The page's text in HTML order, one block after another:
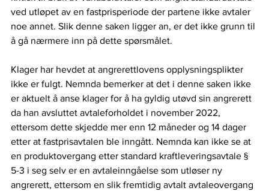
ved utløpet av en fastprisperiode der partene ikke avtaler
noe annet. Slik denne saken ligger an, er det ikke grunn til
å gå nærmere inn på dette spørsmålet.
Klager har hevdet at angrerettlovens opplysningsplikter
ikke er fulgt. Nemnda bemerker at det i denne saken ikke
er aktuelt å anse klager for å ha gyldig utøvd sin angrerett
da han avsluttet avtaleforholdet i november 2022,
ettersom dette skjedde mer enn 12 måneder og 14 dager
etter at fastprisavtalen ble inngått. Nemnda kan ikke se at
en produktovergang etter standard kraftleveringsavtale §
5-3 i seg selv er en avtaleinngåelse som utløser ny
angrerett, ettersom en slik fremtidig avtalt avtaleovergang